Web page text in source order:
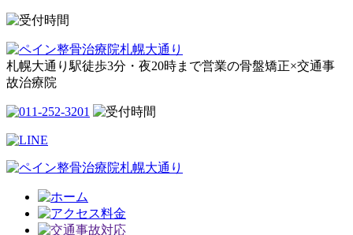
札幌大通り駅徒歩3分・夜20時まで営業の骨盤矯正×交通事
故治療院